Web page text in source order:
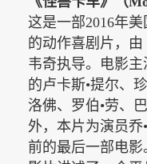
这是一部2016年
的动作喜剧片，
韦奇执导。电影主
的卢卡斯•提尔、
洛佛、罗伯•劳、
外，本片为演员乔
前的最后一部电影